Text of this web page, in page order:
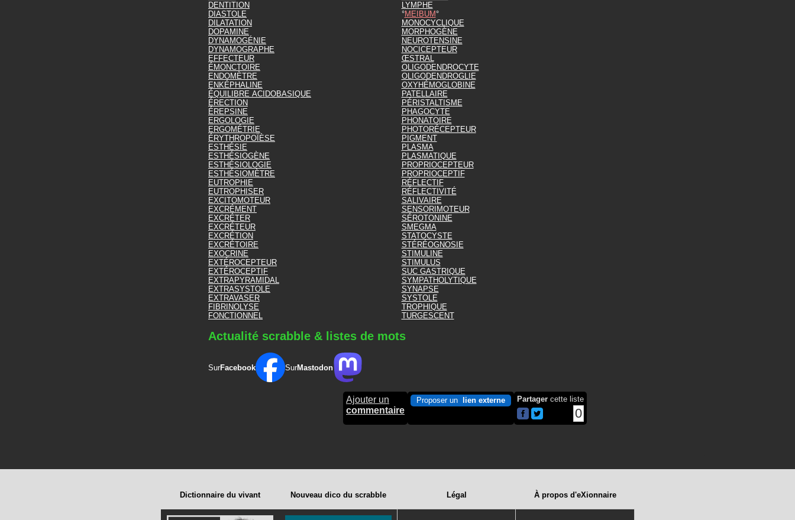
DENTITION
DIASTOLE
DILATATION
DOPAMINE
DYNAMOGÉNIE
DYNAMOGRAPHE
EFFECTEUR
ÉMONCTOIRE
ENDOMÈTRE
ENKÉPHALINE
ÉQUILIBRE ACIDOBASIQUE
ÉRECTION
ÉREPSINE
ERGOLOGIE
ERGOMÉTRIE
ÉRYTHROPOÏÈSE
ESTHÉSIE
ESTHÉSIOGÈNE
ESTHÉSIOLOGIE
ESTHÉSIOMÈTRE
EUTROPHIE
EUTROPHISER
EXCITOMOTEUR
EXCRÉMENT
EXCRÉTER
EXCRÉTEUR
EXCRÉTION
EXCRÉTOIRE
EXOCRINE
EXTÉROCEPTEUR
EXTÉROCEPTIF
EXTRAPYRAMIDAL
EXTRASYSTOLE
EXTRAVASER
FIBRINOLYSE
FONCTIONNEL
LYMPHE
MEIBUM
MONOCYCLIQUE
MORPHOGÈNE
NEUROTENSINE
NOCICEPTEUR
ŒSTRAL
OLIGODENDROCYTE
OLIGODENDROGLIE
OXYHÉMOGLOBINE
PATELLAIRE
PÉRISTALTISME
PHAGOCYTE
PHONATOIRE
PHOTORÉCEPTEUR
PIGMENT
PLASMA
PLASMATIQUE
PROPRIOCEPTEUR
PROPRIOCEPTIF
RÉFLECTIF
RÉFLECTIVITÉ
SALIVAIRE
SENSORIMOTEUR
SÉROTONINE
SMEGMA
STATOCYSTE
STÉRÉOGNOSIE
STIMULINE
STIMULUS
SUC GASTRIQUE
SYMPATHOLYTIQUE
SYNAPSE
SYSTOLE
TROPHIQUE
TURGESCENT
Actualité scrabble & listes de mots
SurFacebook SurMastodon
Ajouter un
commentaire
Proposer un lien externe Partager cette liste
0
Dictionnaire du vivant Nouveau dico du scrabble Légal À propos d'eXionnaire